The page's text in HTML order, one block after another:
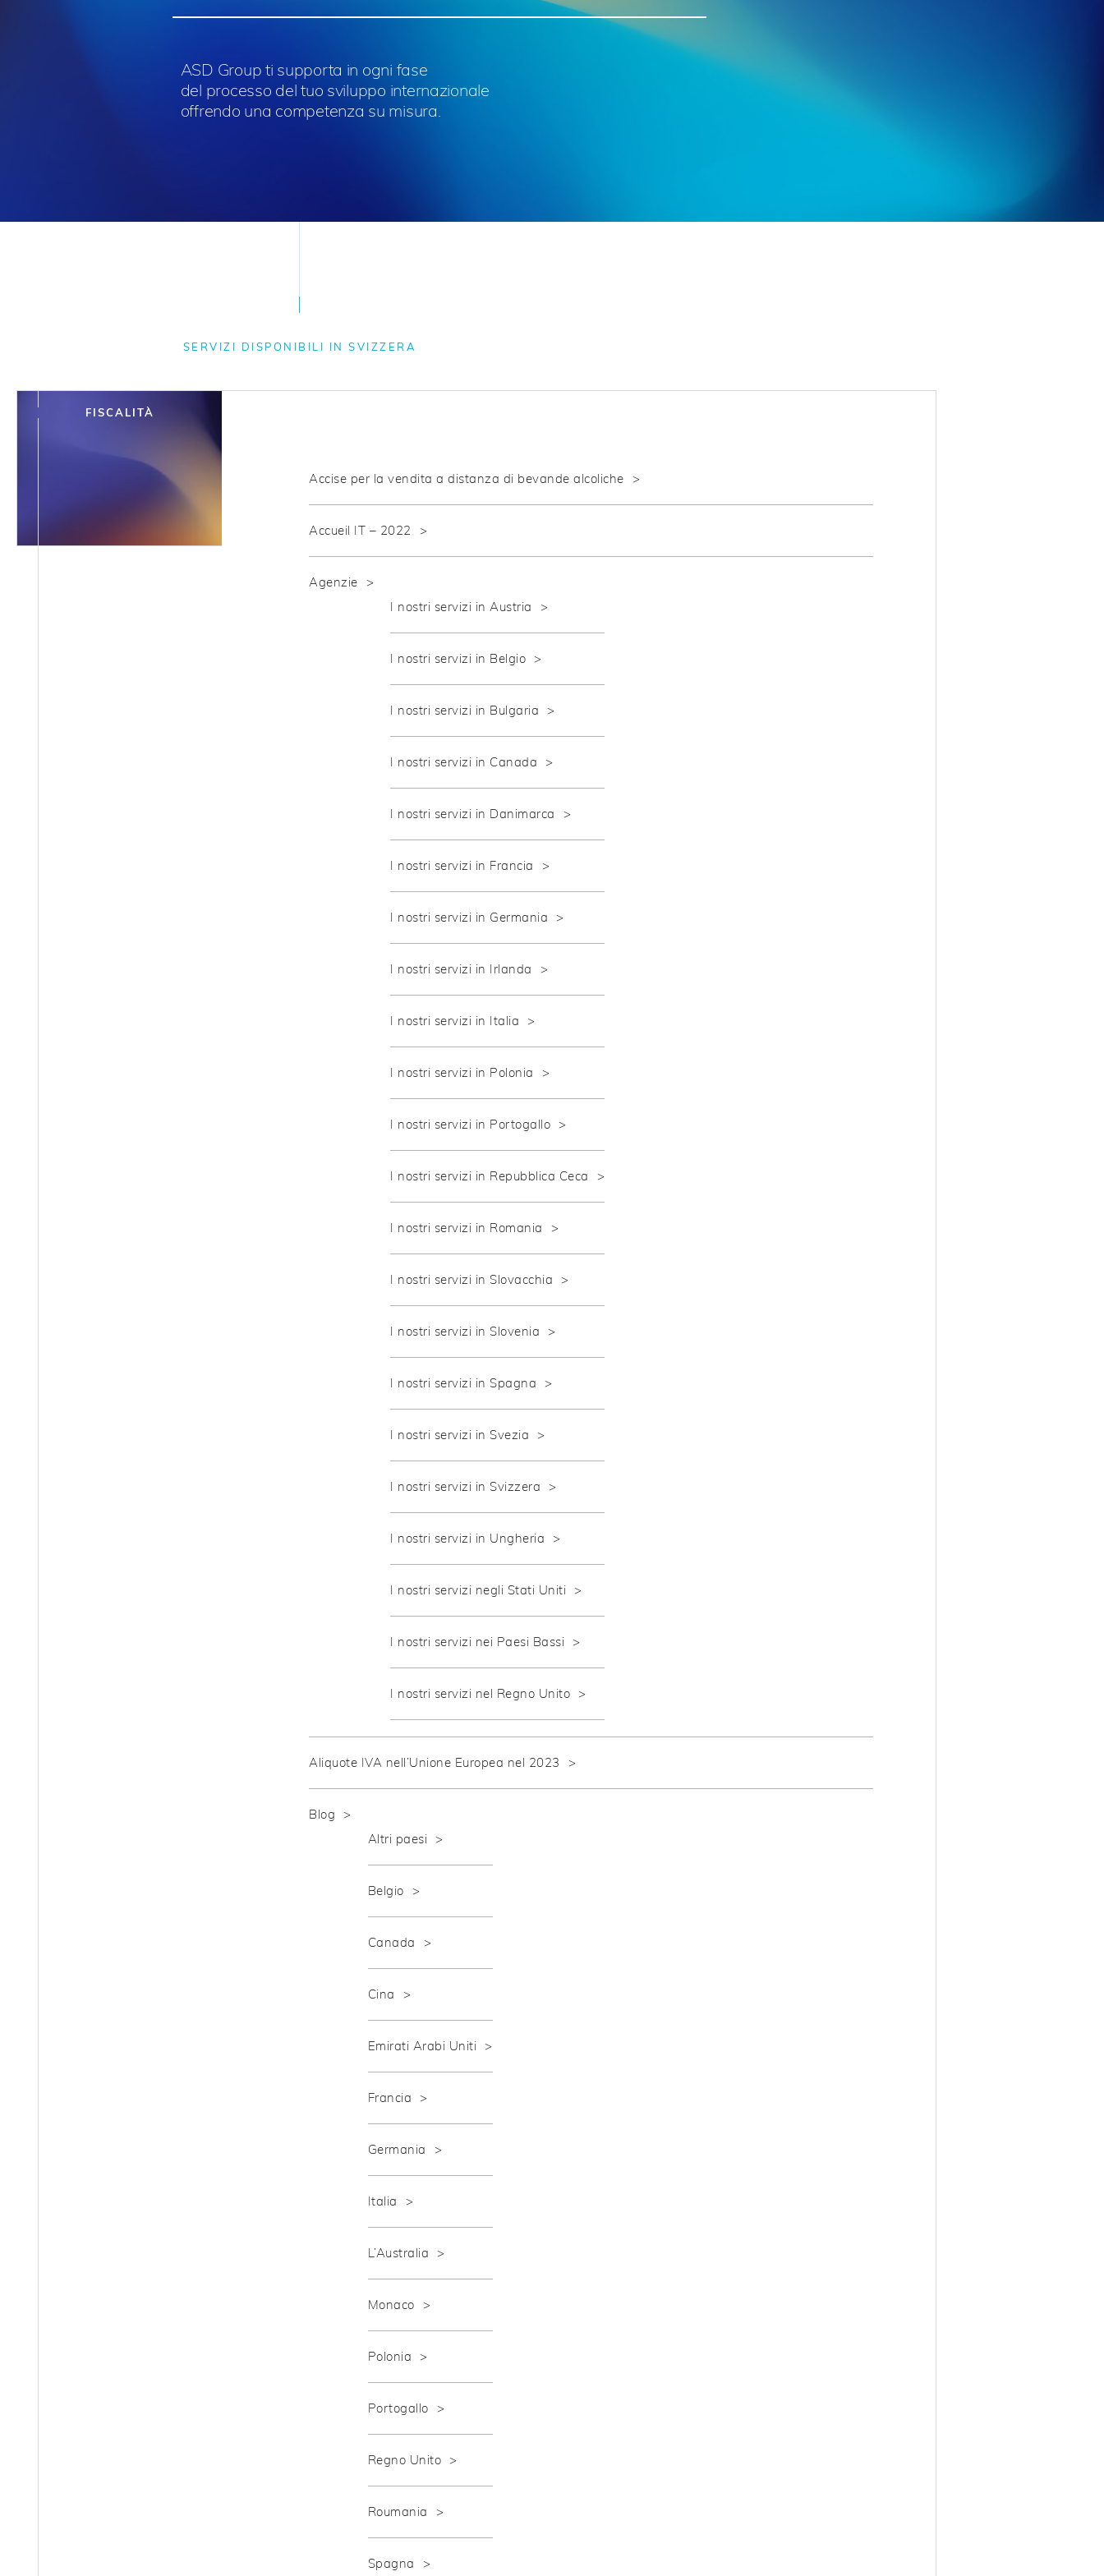
ASD Group ti supporta in ogni fase
del processo del tuo sviluppo internazionale
offrendo una competenza su misura.
SERVIZI DISPONIBILI IN SVIZZERA
FISCALITÀ
Accise per la vendita a distanza di bevande alcoliche
Accueil IT – 2022
Agenzie
I nostri servizi in Austria
I nostri servizi in Belgio
I nostri servizi in Bulgaria
I nostri servizi in Canada
I nostri servizi in Danimarca
I nostri servizi in Francia
I nostri servizi in Germania
I nostri servizi in Irlanda
I nostri servizi in Italia
I nostri servizi in Polonia
I nostri servizi in Portogallo
I nostri servizi in Repubblica Ceca
I nostri servizi in Romania
I nostri servizi in Slovacchia
I nostri servizi in Slovenia
I nostri servizi in Spagna
I nostri servizi in Svezia
I nostri servizi in Svizzera
I nostri servizi in Ungheria
I nostri servizi negli Stati Uniti
I nostri servizi nei Paesi Bassi
I nostri servizi nel Regno Unito
Aliquote IVA nell’Unione Europea nel 2023
Blog
Altri paesi
Belgio
Canada
Cina
Emirati Arabi Uniti
Francia
Germania
Italia
L’Australia
Monaco
Polonia
Portogallo
Regno Unito
Roumania
Spagna